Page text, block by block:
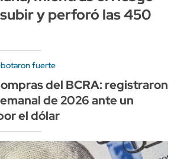
y perforó las 450
fuerte
del BCRA: registraron
de 2026 ante un
el dólar